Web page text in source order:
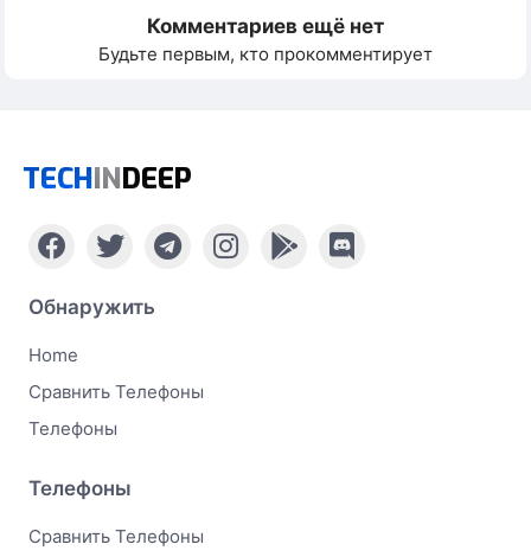
Комментариев ещё нет
Будьте первым, кто прокомментирует
TECHINDEEP
Обнаружить
Home
Сравнить Телефоны
Телефоны
Телефоны
Сравнить Телефоны